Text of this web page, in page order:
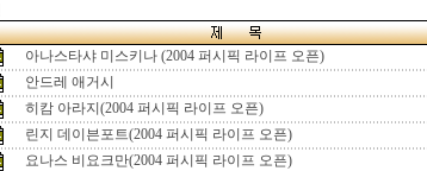
아나스타샤 미스키나 (2004 퍼시픽 라이프 오픈)
안드레 애거시
히캄 아라지(2004 퍼시픽 라이프 오픈)
린지 데이븐포트(2004 퍼시픽 라이프 오픈)
요나스 비요크만(2004 퍼시픽 라이프 오픈)